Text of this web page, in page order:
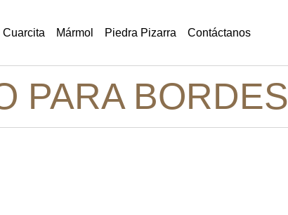
Cuarcita Mármol Piedra Pizarra Contáctanos
PARA BORDES